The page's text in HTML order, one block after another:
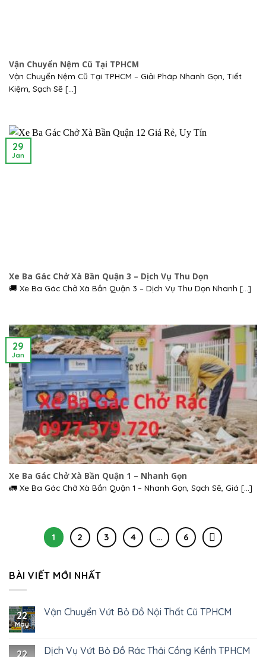
Vận Chuyển Nệm Cũ Tại TPHCM
Vận Chuyển Nệm Cũ Tại TPHCM – Giải Pháp Nhanh Gọn, Tiết
Kiệm, Sạch Sẽ [...]
Xe Ba Gác Chở Xà Bần Quận 3 – Dịch Vụ Thu Dọn
🚚 Xe Ba Gác Chở Xà Bần Quận 3 – Dịch Vụ Thu Dọn Nhanh [...]
29
Jan
Xe Ba Gác Chở Xà Bần Quận 1 – Nhanh Gọn
🚛 Xe Ba Gác Chở Xà Bần Quận 1 – Nhanh Gọn, Sạch Sẽ, Giá [...]
29
Jan
1 2 3 4 … 6
BÀI VIẾT MỚI NHẤT
22
May
Vận Chuyển Vứt Bỏ Đồ Nội Thất Cũ TPHCM
22 Dịch Vụ Vứt Bỏ Đồ Rác Thải Cồng Kềnh TPHCM